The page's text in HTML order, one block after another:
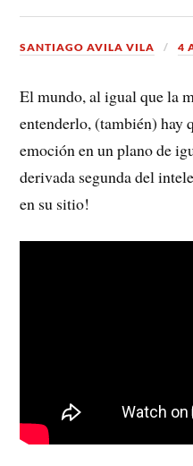
SANTIAGO AVILA VILA 4
El mundo, al igual que la
entenderlo, (también) hay
emoción en un plano de
derivada segunda del
en su sitio!